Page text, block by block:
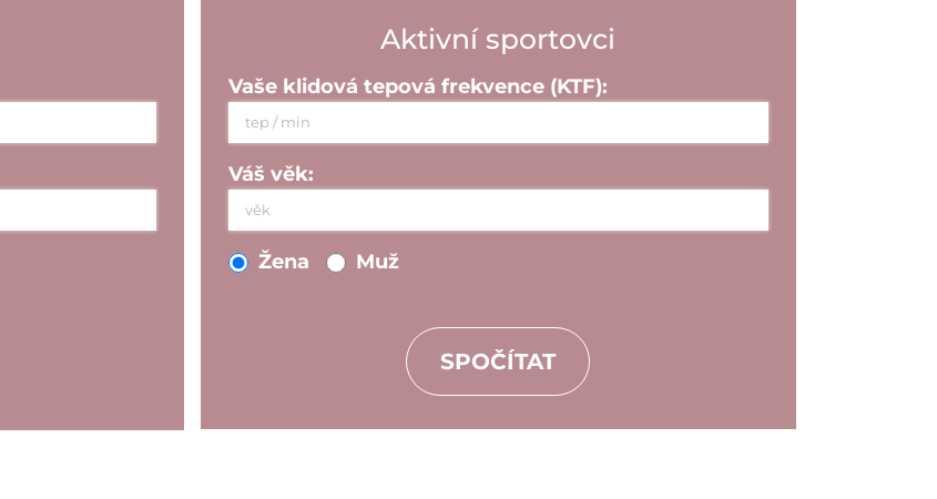
Aktivní sportovci
Vaše klidová tepová frekvence (KTF):
Váš věk:
Žena Muž
SPOČÍTAT